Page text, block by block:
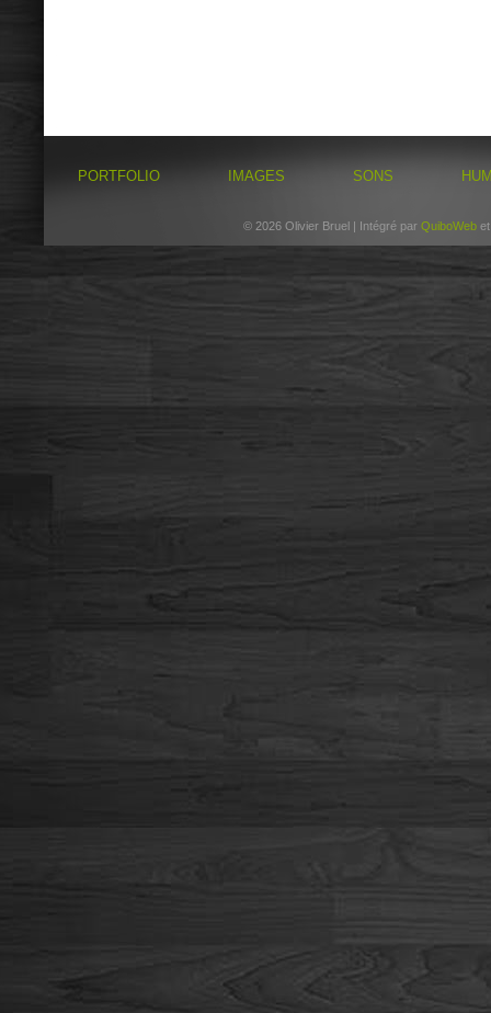
PORTFOLIO IMAGES SONS
© 2026 Olivier Bruel | Intégré par QuiboWeb